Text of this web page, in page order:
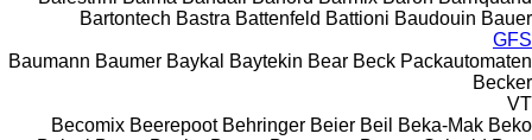
Bartontech Bastra Battenfeld Battioni Baudouin Bauer
GFS
Baumann Baumer Baykal Baytekin Bear Beck Packautomaten
Becker
VT
Becomix Beerepoot Behringer Beier Beil Beka-Mak Beko